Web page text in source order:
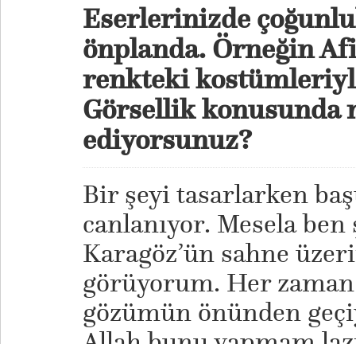
Eserlerinizde
önplanda. Örneğin
renkteki
Görsellik konusunda
ediyorsunuz?
Bir şeyi tasarlarken
canlanıyor. Mesela
Karagöz’ün sahne
görüyorum. Her
gözümün önünden